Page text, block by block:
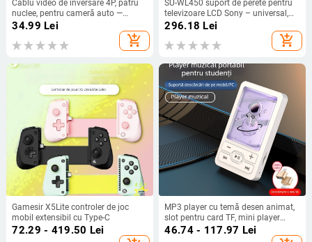
Cablu video de inversare 4P, patru
nuclee, pentru cameră auto —
extensie pentru vedere pe spate,
34.99 Lei
add_shopping_cart
SU-WL450 suport de perete pentru
televizoare LCD Sony – universal,
control mecanic, sarcină 15 kg
296.18 Lei
add_shopping_cart
Gamesir X5Lite controler de joc
mobil extensibil cu Type-C
72.29 - 419.50 Lei
MP3 player cu temă desen animat,
slot pentru card TF, mini player
portabil de muzică, acoperire
46.74 - 117.97 Lei